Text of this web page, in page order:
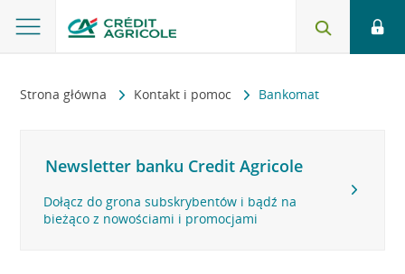
Strona główna Kontakt i pomoc Bankomat
Newsletter banku Credit Agricole
Dołącz do grona subskrybentów i bądź na
bieżąco z nowościami i promocjami